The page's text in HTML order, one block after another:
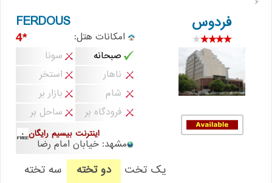
6
فردوس FERDOUS
امکانات هتل: *4
صبحانه
سونا
ناهار
استخر
شام
بازار بر
فرودگاه بر
ساحل بر
اینترنت بیسیم رایگان
مشهد: خیابان امام رضا
یک تخت
دو تخته
سه تخته